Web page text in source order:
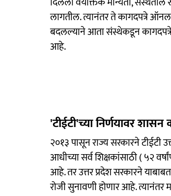
लागतील. त्यानंतर ते कागदपत्रे
बदलल्याने आता संस्थेकडून
आहे.
'टीईटी'च्या निर्णयावर शासन
२०१३ पासून राज्य सरकारने टीईटी
आधीच्या सर्व शिक्षकांसाठी ( ५२
आहे. तर उत्तर प्रदेश सरकारने
रोजी सुनावणी होणार आहे. त्यानंतर